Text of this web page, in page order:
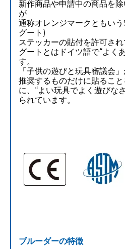
新作商品や申請中の商品を
が
通称オレンジマークともい
グート)
ステッカーの貼付を許可さ
グートとはドイツ語で“よく
す。
「子供の遊びと玩具審議会
推奨するものだけに貼るこ
に、“よい玩具でよく遊びな
られています。
ブルーダーの特徴